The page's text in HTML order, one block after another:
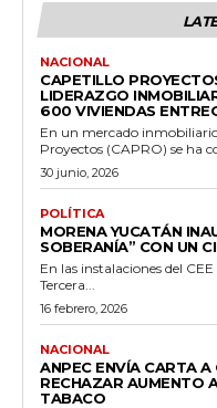
NACIONAL
CAPETILLO
LIDERAZGO
600 VIVIENDAS
En un mercado
Proyectos (CAPRO) se ha
30 junio, 2026
POLÍTICA
MORENA YUCATÁN
SOBERANÍA” CON UN
En las instalaciones del
Tercera...
16 febrero, 2026
NACIONAL
ANPEC ENVÍA CARTA A
RECHAZAR AUMENTO
TABACO